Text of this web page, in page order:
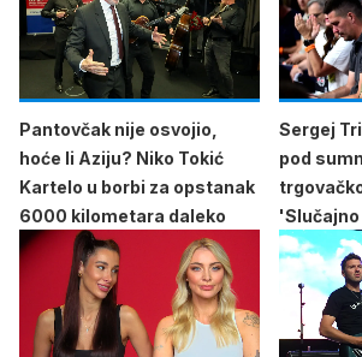
Pantovčak nije osvojio,
hoće li Aziju? Niko Tokić
Kartelo u borbi za opstanak
6000 kilometara daleko
Sergej
pod